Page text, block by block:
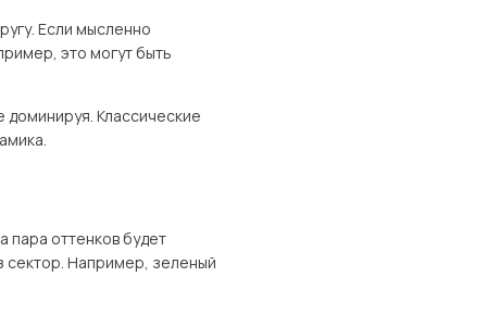
Если мысленно
это могут быть
Классические
пара оттенков будет
сектор. Например, зеленый